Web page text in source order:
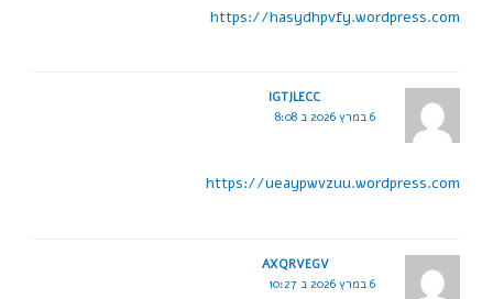
https://hasydhpvfy.wordpress.com
IGTJLECC
6 במרץ 2026 ב 8:08
https://ueaypwvzuu.wordpress.com
AXQRVEGV
6 במרץ 2026 ב 10:27